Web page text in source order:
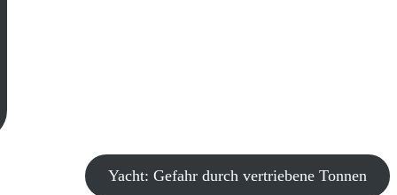
Yacht: Gefahr durch vertriebene Tonnen